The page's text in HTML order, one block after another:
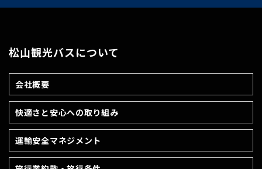
松山観光バスについて
会社概要
快適さと安心への取り組み
運輸安全マネジメント